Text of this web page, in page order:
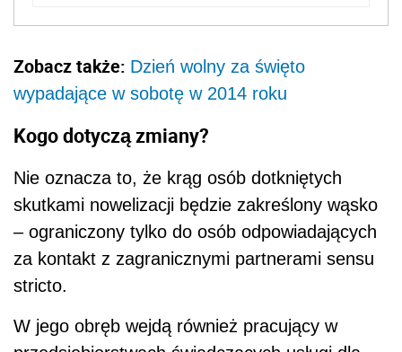
Zobacz także: Dzień wolny za święto
wypadające w sobotę w 2014 roku
Kogo dotyczą zmiany?
Nie oznacza to, że krąg osób dotkniętych
skutkami nowelizacji będzie zakreślony wąsko
– ograniczony tylko do osób odpowiadających
za kontakt z zagranicznymi partnerami sensu
stricto.
W jego obręb wejdą również pracujący w